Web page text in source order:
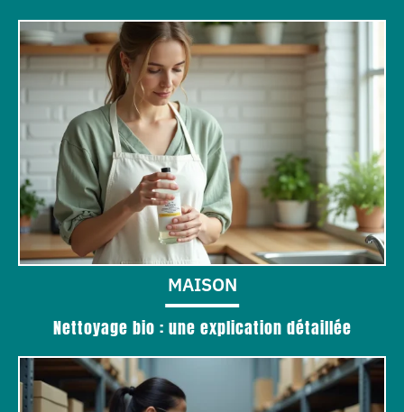
MAISON
Nettoyage bio : une explication détaillée